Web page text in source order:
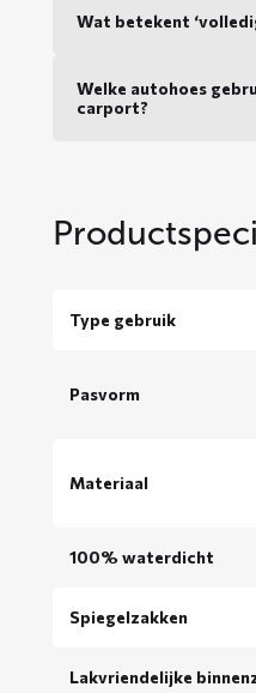
Wat betekent
Welke autohoes
carport?
Type gebruik
Pasvorm
Materiaal
100% waterdicht
Spiegelzakken
Lakvriendelijke